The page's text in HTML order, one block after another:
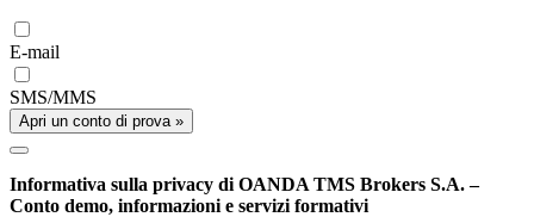
E-mail
SMS/MMS
Apri un conto di prova »
Informativa sulla privacy di OANDA TMS Brokers S.A. –
Conto demo, informazioni e servizi formativi